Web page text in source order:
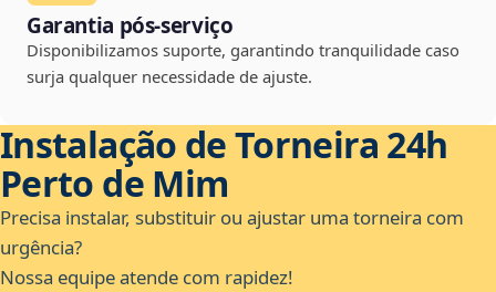
Garantia pós-serviço
Disponibilizamos suporte, garantindo tranquilidade caso
surja qualquer necessidade de ajuste.
Instalação de Torneira 24h
Perto de Mim
Precisa instalar, substituir ou ajustar uma torneira com
urgência?
Nossa equipe atende com rapidez!